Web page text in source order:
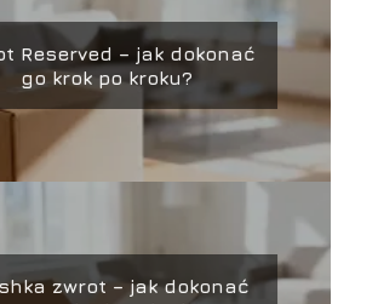
Reserved – jak dokonać
go krok po kroku?
zwrot – jak dokonać